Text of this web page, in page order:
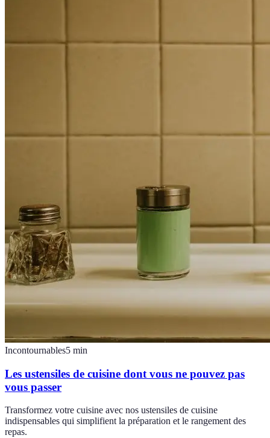
Incontournables5 min
Les ustensiles de cuisine dont vous ne pouvez pas
vous passer
Transformez votre cuisine avec nos ustensiles de cuisine
indispensables qui simplifient la préparation et le rangement des
repas.